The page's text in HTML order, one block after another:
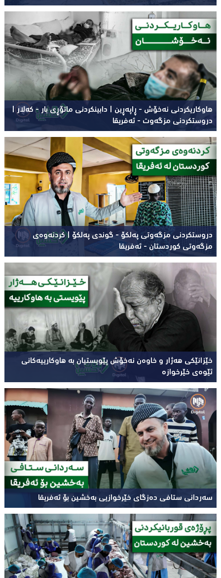
هاوکاریکردنى نەخۆش - ڕاپەڕین | دابینکردنی ماتۆڕی بار - کەلار |
دروستکردنی مزگەوت - ئەفریقا
دروستکردنی مزگەوتی پەلکۆ - گوندی پەلکۆ | کردنەوەی
مزگەوتی کوردستان - ئەفریقا
خێزانێکی هەژار و خاوەن نەخۆش پێویستیان بە هاوکارییەکانی
ئێوەی خێرخوازە
سەردانی ستافی دەزگای خێرخوازیی بەخشین بۆ ئەفریقا